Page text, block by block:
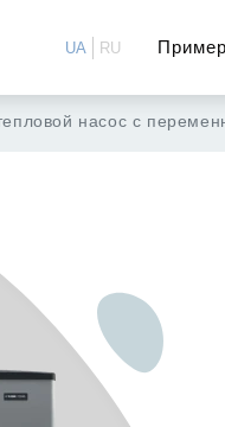
UA RU
насос с